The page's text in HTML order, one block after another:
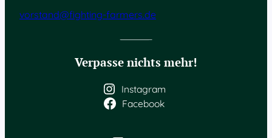
vorstand@fighting-farmers.de
Verpasse nichts mehr!
Instagram
Facebook